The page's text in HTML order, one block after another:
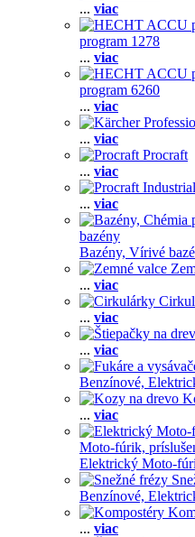
... viac
program 1278
... viac
program 6260
... viac
... viac
Procraft
... viac
... viac
bazény
Bazény, Vírivé
... viac
... viac
... viac
Benzínové,
... viac
Moto-fúrik,
Elektrický Moto-
Benzínové,
... viac